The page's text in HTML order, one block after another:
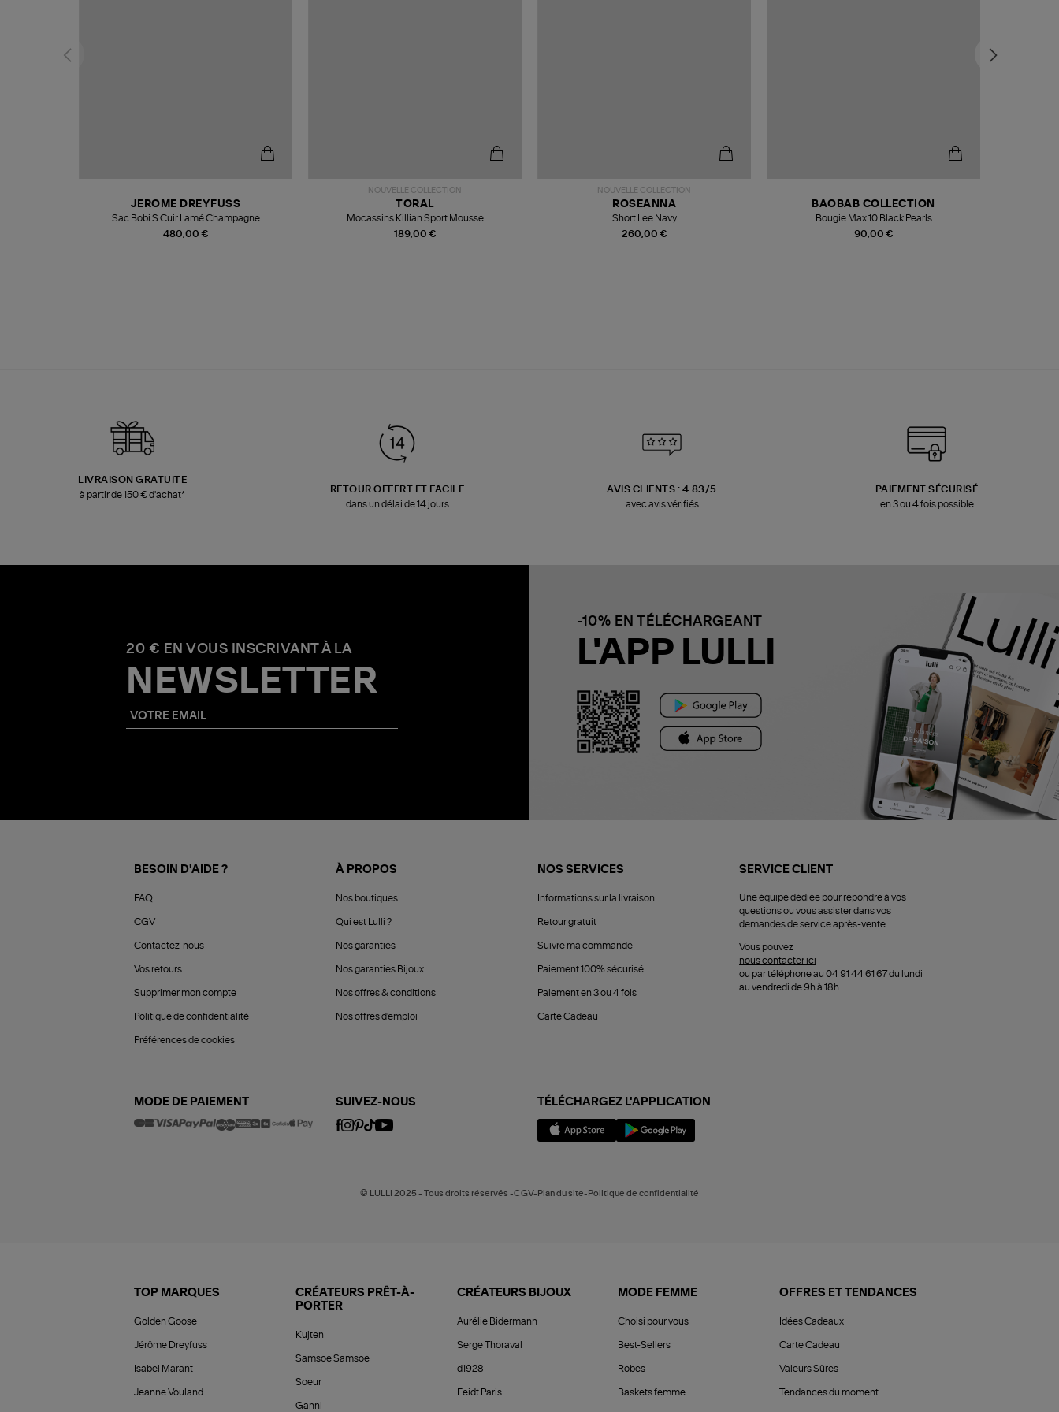
480,00 €
JEROME DREYFUSS
Sac Bobi S Cuir Lamé Champagne
NOUVELLE COLLECTION
189,00 €
TORAL
Mocassins Killian Sport Mousse
NOUVELLE COLLECTION
260,00 €
ROSEANNA
Short Lee Navy
90,00 €
BAOBAB COLLECTION
Bougie Max 10 Black Pearls
LIVRAISON GRATUITE
à partir de 150 € d'achat*
RETOUR OFFERT ET FACILE
dans un délai de 14 jours
AVIS CLIENTS : 4.83/5
avec avis vérifiés
PAIEMENT SÉCURISÉ
en 3 ou 4 fois possible
20 € EN VOUS INSCRIVANT À LA
NEWSLETTER
-10% EN TÉLÉCHARGEANT
L'APP LULLI
BESOIN D'AIDE ?
FAQ
CGV
Contactez-nous
Vos retours
Supprimer mon compte
Politique de confidentialité
Préférences de cookies
À PROPOS
Nos boutiques
Qui est Lulli ?
Nos garanties
Nos garanties Bijoux
Nos offres & conditions
Nos offres d'emploi
NOS SERVICES
Informations sur la livraison
Retour gratuit
Suivre ma commande
Paiement 100% sécurisé
Paiement en 3 ou 4 fois
Carte Cadeau
SERVICE CLIENT
Une équipe dédiée pour répondre à vos
questions ou vous assister dans vos
demandes de service après-vente.
Vous pouvez
nous contacter ici
ou par téléphone au 04 91 44 61 67 du lundi
au vendredi de 9h à 18h.
MODE DE PAIEMENT SUIVEZ-NOUS TÉLÉCHARGEZ L'APPLICATION
© LULLI 2025 - Tous droits réservés -CGV-Plan du site-Politique de confidentialité
TOP MARQUES
Golden Goose
Jérôme Dreyfuss
Isabel Marant
Jeanne Vouland
CRÉATEURS PRÊT-À-
PORTER
Kujten
Samsoe Samsoe
Soeur
Ganni
CRÉATEURS BIJOUX
Aurélie Bidermann
Serge Thoraval
d1928
Feidt Paris
MODE FEMME
Choisi pour vous
Best-Sellers
Robes
Baskets femme
OFFRES ET TENDANCES
Idées Cadeaux
Carte Cadeau
Valeurs Sûres
Tendances du moment